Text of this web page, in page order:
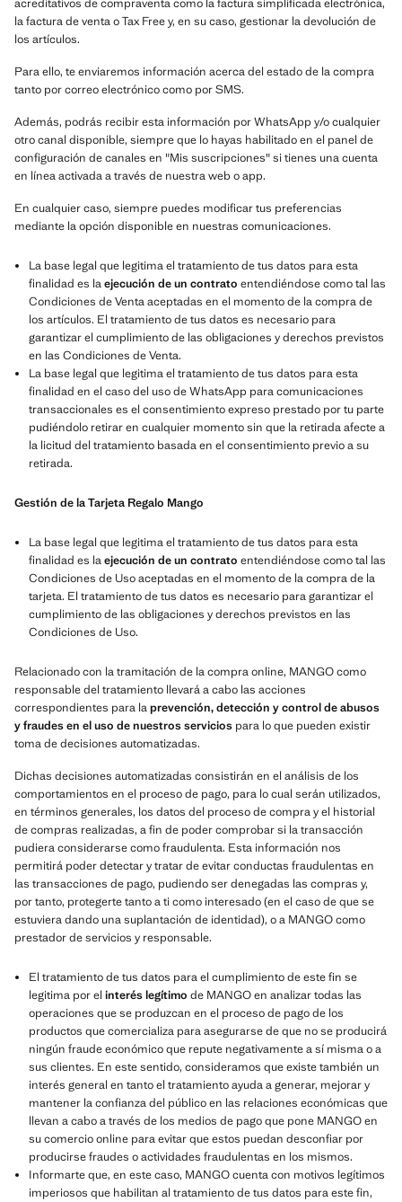
acreditativos de compraventa como la factura simplificada electrónica,
la factura de venta o Tax Free y, en su caso, gestionar la devolución de
los artículos.
Para ello, te enviaremos información acerca del estado de la compra
tanto por correo electrónico como por SMS.
Además, podrás recibir esta información por WhatsApp y/o cualquier
otro canal disponible, siempre que lo hayas habilitado en el panel de
configuración de canales en "Mis suscripciones" si tienes una cuenta
en línea activada a través de nuestra web o app.
En cualquier caso, siempre puedes modificar tus preferencias
mediante la opción disponible en nuestras comunicaciones.
La base legal que legitima el tratamiento de tus datos para esta
finalidad es laejecución de un contrato entendiéndose como tal las
Condiciones de Venta aceptadas en el momento de la compra de
los artículos. El tratamiento de tus datos es necesario para
garantizar el cumplimiento de las obligaciones y derechos previstos
en las Condiciones de Venta.
La base legal que legitima el tratamiento de tus datos para esta
finalidad en el caso del uso de WhatsApp para comunicaciones
transaccionales es el consentimiento expreso prestado por tu parte
pudiéndolo retirar en cualquier momento sin que la retirada afecte a
la licitud del tratamiento basada en el consentimiento previo a su
retirada.
Gestión de la Tarjeta Regalo Mango
La base legal que legitima el tratamiento de tus datos para esta
finalidad es laejecución de un contrato entendiéndose como tal las
Condiciones de Uso aceptadas en el momento de la compra de la
tarjeta. El tratamiento de tus datos es necesario para garantizar el
cumplimiento de las obligaciones y derechos previstos en las
Condiciones de Uso.
Relacionado con la tramitación de la compra online, MANGO como
responsable del tratamiento llevará a cabo las acciones
correspondientes para laprevención, detección y control de abusos
y fraudes en el uso de nuestros servicios para lo que pueden existir
toma de decisiones automatizadas.
Dichas decisiones automatizadas consistirán en el análisis de los
comportamientos en el proceso de pago, para lo cual serán utilizados,
en términos generales, los datos del proceso de compra y el historial
de compras realizadas, a fin de poder comprobar si la transacción
pudiera considerarse como fraudulenta. Esta información nos
permitirá poder detectar y tratar de evitar conductas fraudulentas en
las transacciones de pago, pudiendo ser denegadas las compras y,
por tanto, protegerte tanto a ti como interesado (en el caso de que se
estuviera dando una suplantación de identidad), o a MANGO como
prestador de servicios y responsable.
El tratamiento de tus datos para el cumplimiento de este fin se
legitima por el interés legítimo de MANGO en analizar todas las
operaciones que se produzcan en el proceso de pago de los
productos que comercializa para asegurarse de que no se producirá
ningún fraude económico que repute negativamente a sí misma o a
sus clientes. En este sentido, consideramos que existe también un
interés general en tanto el tratamiento ayuda a generar, mejorar y
mantener la confianza del público en las relaciones económicas que
llevan a cabo a través de los medios de pago que pone MANGO en
su comercio online para evitar que estos puedan desconfiar por
producirse fraudes o actividades fraudulentas en los mismos.
Informarte que, en este caso, MANGO cuenta con motivos legítimos
imperiosos que habilitan al tratamiento de tus datos para este fin,